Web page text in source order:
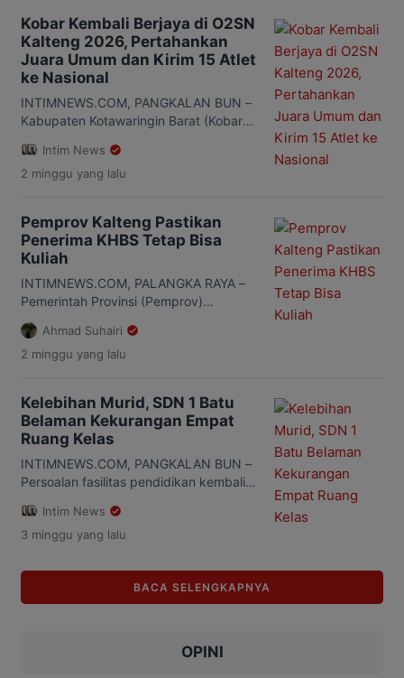
maupun kebakaran hutan dan lahan
(karhutla). Kebijakan itu berlaku untuk
seluruh jenjang pendidikan, mulai dari
PAUD, TK, SD, SMP hingga satuan
pendidikan nonformal. Aturan tersebut
tertuang […]
Kobar Kembali Berjaya di O2SN
Kalteng 2026, Pertahankan
Juara Umum dan Kirim 15 Atlet
ke Nasional
INTIMNEWS.COM, PANGKALAN BUN –
Kabupaten Kotawaringin Barat (Kobar)
ajang Olimpiade Olahraga Siswa
Nasional (O2SN) Tingkat Provinsi
mempertahankan predikat juara umum
sekaligus meloloskan 15 atlet terbaik
untuk mewakili Kalimantan Tengah di
tingkat nasional. Prestasi tersebut
diumumkan pada malam penutupan
O2SN Kalteng 2026, Jumat (17/7).
Keberhasilan […]
Intim News
2 minggu yang lalu
Pemprov Kalteng Pastikan
Penerima KHBS Tetap Bisa
Kuliah
INTIMNEWS.COM, PALANGKA RAYA –
Pemerintah Provinsi (Pemprov)
Kalimantan Tengah (Kalteng)
memastikan, masyarakat kurang
mampu yang telah memiliki Kartu Huma
ke perguruan tinggi, meski kondisi
keuangan daerah sedang mengalami
efisiensi. Kepala Dinas Pendidikan
Kalteng, Muhammad Reza Prabowo
mengatakan, kebijakan itu merupakan
Sabran agar […]
Ahmad Suhairi
2 minggu yang lalu
Kelebihan Murid, SDN 1 Batu
Belaman Kekurangan Empat
Ruang Kelas
INTIMNEWS.COM, PANGKALAN BUN –
Persoalan fasilitas pendidikan kembali
Kotawaringin Barat (Kobar). SDN 1 Batu
Belaman, Kecamatan Kumai, kini
kelas akibat terus meningkatnya jumlah
peserta didik dari tahun ke tahun,
Sabtu (18/7/2026). Kondisi tersebut
belum berjalan secara ideal.
Keterbatasan ruang belajar memaksa
Intim News
3 minggu yang lalu
BACA SELENGKAPNYA
OPINI